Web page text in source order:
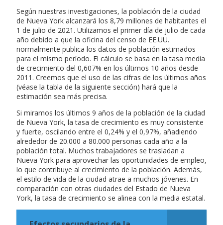
Según nuestras investigaciones, la población de la ciudad
de Nueva York alcanzará los 8,79 millones de habitantes el
1 de julio de 2021. Utilizamos el primer día de julio de cada
año debido a que la oficina del censo de EE.UU.
normalmente publica los datos de población estimados
para el mismo período. El cálculo se basa en la tasa media
de crecimiento del 0,607% en los últimos 10 años desde
2011. Creemos que el uso de las cifras de los últimos años
(véase la tabla de la siguiente sección) hará que la
estimación sea más precisa.
Si miramos los últimos 9 años de la población de la ciudad
de Nueva York, la tasa de crecimiento es muy consistente
y fuerte, oscilando entre el 0,24% y el 0,97%, añadiendo
alrededor de 20.000 a 80.000 personas cada año a la
población total. Muchos trabajadores se trasladan a
Nueva York para aprovechar las oportunidades de empleo,
lo que contribuye al crecimiento de la población. Además,
el estilo de vida de la ciudad atrae a muchos jóvenes. En
comparación con otras ciudades del Estado de Nueva
York, la tasa de crecimiento se alinea con la media estatal.